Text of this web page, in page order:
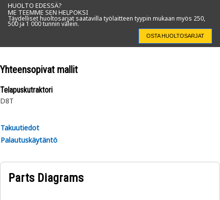
HUOLTO EDESSÄ?
ME TEEMME SEN HELPOKSI
Täydelliset huoltosarjat saatavilla työlaitteen tyypin mukaan myös 250,
500 ja 1 000 tunnin välein.
OSTA HUOLTOSARJAT
Yhteensopivat mallit
Telapuskutraktori
D8T
Takuutiedot
Palautuskäytäntö
Parts Diagrams